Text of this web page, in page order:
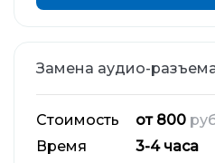
Замена аудио-
Стоимость от 800
Время
3-4 часа